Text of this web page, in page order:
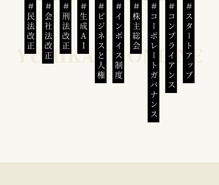
民法改正 会社法改正 刑法改正 生成AI ビジネスと人権インボイス制度 株主総会 コーポレートガバナンスコンプライアンススタートアップ